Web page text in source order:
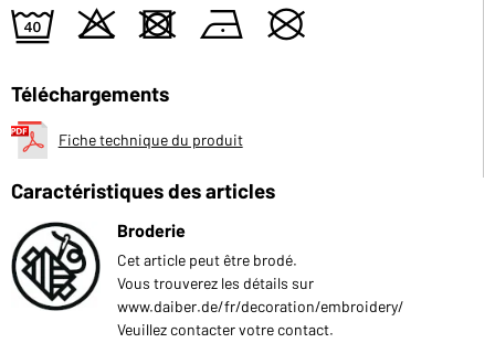
9 o d n U
Téléchargements
Fiche technique du produit
Caractéristiques des articles
Broderie
Cet article peut être brodé.
Vous trouverez les détails sur
www.daiber.de/fr/decoration/embroidery/
Veuillez contacter votre contact.